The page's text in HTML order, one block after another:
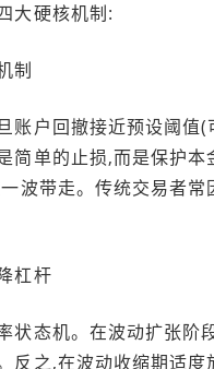
大硬核机制:
制
账户回撤接近预设阈值
简单的止损,而是保护
波带走。传统交易者
杠杆
状态机。在波动扩张阶
反之,在波动收缩期适